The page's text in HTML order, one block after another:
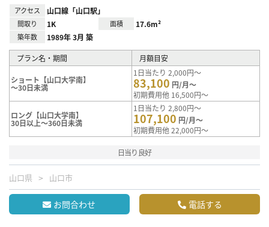
アクセス 山口線「山口駅」
間取り 1K 面積 17.6m²
築年数 1989年 3月 築
プラン名・期間 月額目安
ショート【山口大学南】
～30日未満
1日当たり 2,000円～
83,100 円/月～
初期費用他 16,500円～
ロング【山口大学南】
30日以上～360日未満
1日当たり 2,800円～
107,100 円/月～
初期費用他 22,000円～
日当り良好
山口県 山口市
お問合わせ 電話する